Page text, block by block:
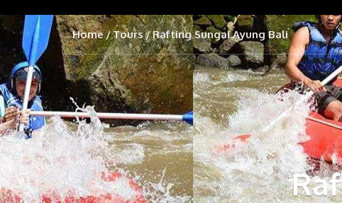
Home Tours Rafting Sungai Ayung Bali